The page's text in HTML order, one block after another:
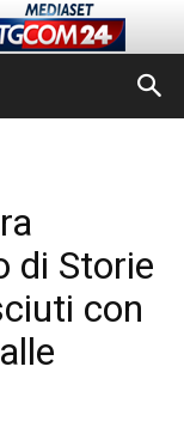
di Storie
con